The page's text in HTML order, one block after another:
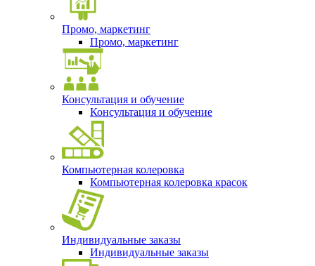
Промо, маркетинг
Промо, маркетинг
Консультация и обучение
Консультация и обучение
Компьютерная колеровка
Компьютерная колеровка красок
Индивидуальные заказы
Индивидуальные заказы